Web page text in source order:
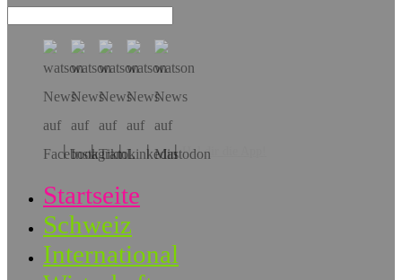
Hol dir die App!
Startseite
Schweiz
International